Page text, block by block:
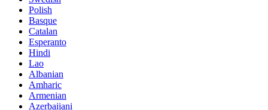
Polish
Basque
Catalan
Esperanto
Hindi
Lao
Albanian
Amharic
Armenian
Azerbaijani